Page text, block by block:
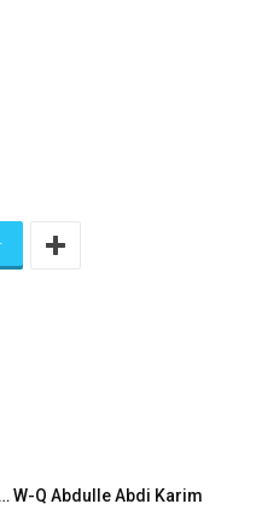
W-Q Abdulle Abdi Karim